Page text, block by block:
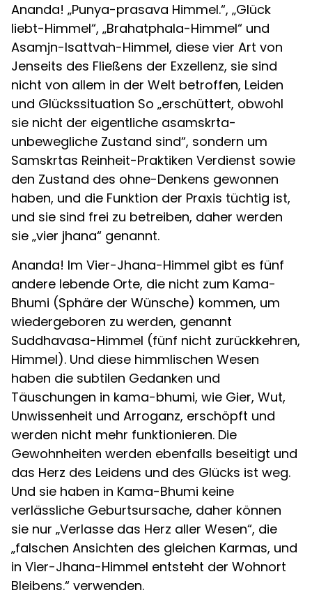
Ananda! „Punya-prasava Himmel.“, „Glück
liebt-Himmel“, „Brahatphala-Himmel“ und
Asamjn-Isattvah-Himmel, diese vier Art von
Jenseits des Fließens der Exzellenz, sie sind
nicht von allem in der Welt betroffen, Leiden
und Glückssituation So „erschüttert, obwohl
sie nicht der eigentliche asamskrta-
unbewegliche Zustand sind“, sondern um
Samskrtas Reinheit-Praktiken Verdienst sowie
den Zustand des ohne-Denkens gewonnen
haben, und die Funktion der Praxis tüchtig ist,
und sie sind frei zu betreiben, daher werden
sie „vier jhana“ genannt.
Ananda! Im Vier-Jhana-Himmel gibt es fünf
andere lebende Orte, die nicht zum Kama-
Bhumi (Sphäre der Wünsche) kommen, um
wiedergeboren zu werden, genannt
Suddhavasa-Himmel (fünf nicht zurückkehren,
Himmel). Und diese himmlischen Wesen
haben die subtilen Gedanken und
Täuschungen in kama-bhumi, wie Gier, Wut,
Unwissenheit und Arroganz, erschöpft und
werden nicht mehr funktionieren. Die
Gewohnheiten werden ebenfalls beseitigt und
das Herz des Leidens und des Glücks ist weg.
Und sie haben in Kama-Bhumi keine
verlässliche Geburtsursache, daher können
sie nur „Verlasse das Herz aller Wesen“, die
„falschen Ansichten des gleichen Karmas, und
in Vier-Jhana-Himmel entsteht der Wohnort
Bleibens.“ verwenden.